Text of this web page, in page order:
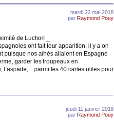
mardi 22 mai 2018
par Raymond Pouy
de Luchon _
ont fait leur apparition, il y a on
puisque nos aînés allaient en Espagne
garder les troupeaux en
parmi les 40 cartes utiles pour
jeudi 11 janvier 2018
par Raymond Pouy